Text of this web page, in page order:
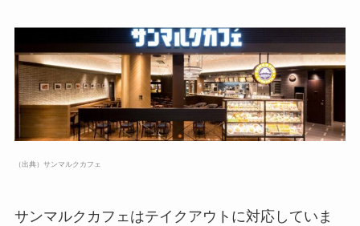
（出典）サンマルクカフェ
サンマルクカフェはテイクアウトに対応していま